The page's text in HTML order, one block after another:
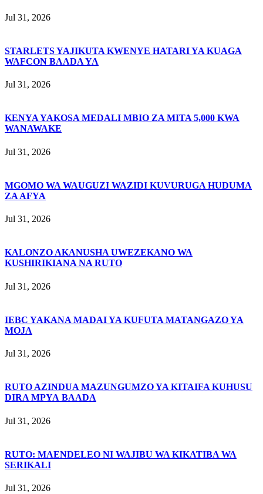
Jul 31, 2026
STARLETS YAJIKUTA KWENYE HATARI YA KUAGA
WAFCON BAADA YA
Jul 31, 2026
KENYA YAKOSA MEDALI MBIO ZA MITA 5,000 KWA
WANAWAKE
Jul 31, 2026
MGOMO WA WAUGUZI WAZIDI KUVURUGA HUDUMA
ZA AFYA
Jul 31, 2026
KALONZO AKANUSHA UWEZEKANO WA
KUSHIRIKIANA NA RUTO
Jul 31, 2026
IEBC YAKANA MADAI YA KUFUTA MATANGAZO YA
MOJA
Jul 31, 2026
RUTO AZINDUA MAZUNGUMZO YA KITAIFA KUHUSU
DIRA MPYA BAADA
Jul 31, 2026
RUTO: MAENDELEO NI WAJIBU WA KIKATIBA WA
SERIKALI
Jul 31, 2026